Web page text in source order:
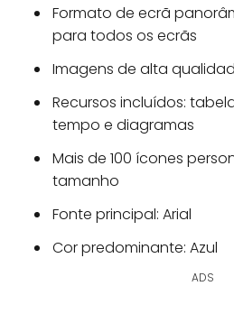
Formato de ecrã
para todos os ecrãs
Imagens de alta
Recursos incluídos:
tempo e diagramas
Mais de 100 ícones
tamanho
Fonte principal: Arial
Cor predominante: Azul
ADS